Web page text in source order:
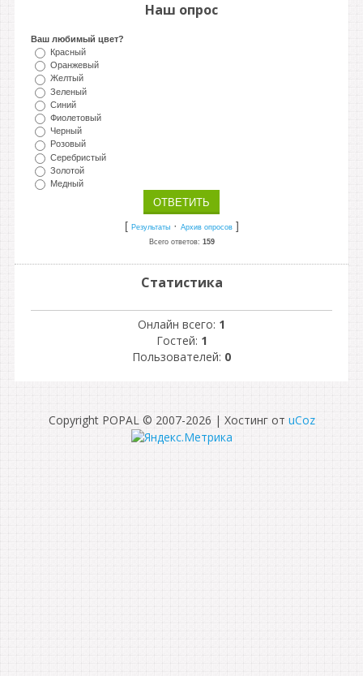
Наш опрос
Ваш любимый цвет?
Красный
Оранжевый
Желтый
Зеленый
Синий
Фиолетовый
Черный
Розовый
Серебристый
Золотой
Медный
[ Результаты· Архив опросов]
Всего ответов: 159
Статистика
Онлайн всего: 1
Гостей: 1
Пользователей: 0
Copyright POPAL © 2007-2026 | Хостинг от uCoz